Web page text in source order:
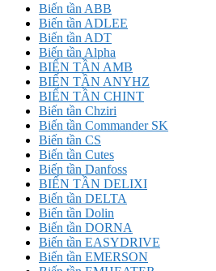
Biến tần ABB
Biến tần ADLEE
Biến tần ADT
Biến tần Alpha
BIẾN TẦN AMB
BIẾN TẦN ANYHZ
BIẾN TẦN CHINT
Biến tần Chziri
Biến tần Commander SK
Biến tần CS
Biến tần Cutes
Biến tần Danfoss
BIẾN TẦN DELIXI
Biến tần DELTA
Biến tần Dolin
Biến tần DORNA
Biến tần EASYDRIVE
Biến tần EMERSON